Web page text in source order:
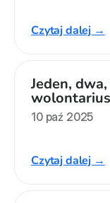
Czytaj dalej →
Jeden,
10 paź 2025
Czytaj dalej →